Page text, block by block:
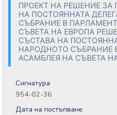
ПРОЕКТ НА РЕШЕНИЕ
НА ПОСТОЯННАТА
СЪБРАНИЕ В
СЪВЕТА НА ЕВРОПА
СЪСТАВА НА
НАРОДНОТО СЪБРАНИЕ
АСАМБЛЕЯ НА СЪВЕТА
Сигнатура
954-02-36
Дата на постъпване